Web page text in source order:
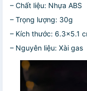
– Chất liệu: Nhựa ABS
– Trọng lượng: 30g
– Kích thước: 6.3×5.1
– Nguyên liệu: Xài gas